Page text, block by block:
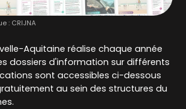
: CRIJNA
Aquitaine réalise chaque année
dossiers d'information sur différents
sont accessibles ci-dessous
au sein des structures du